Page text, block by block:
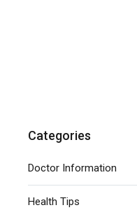
Categories
Doctor Information
Health Tips